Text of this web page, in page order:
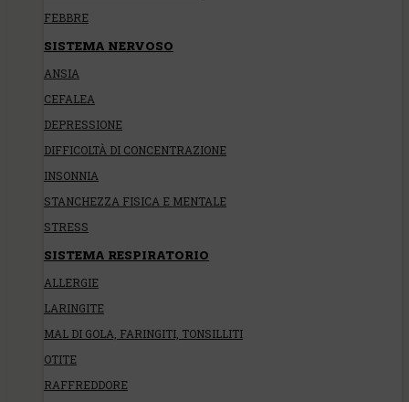
FEBBRE
SISTEMA NERVOSO
ANSIA
CEFALEA
DEPRESSIONE
DIFFICOLTÀ DI CONCENTRAZIONE
INSONNIA
STANCHEZZA FISICA E MENTALE
STRESS
SISTEMA RESPIRATORIO
ALLERGIE
LARINGITE
MAL DI GOLA, FARINGITI, TONSILLITI
OTITE
RAFFREDDORE